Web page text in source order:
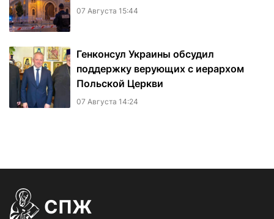
07 Августа 15:44
Генконсул Украины обсудил
поддержку верующих с иерархом
Польской Церкви
07 Августа 14:24
СПЖ